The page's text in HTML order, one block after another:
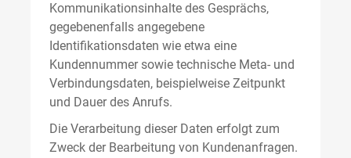
Kommunikationsinhalte des Gesprächs,
gegebenenfalls angegebene
Identifikationsdaten wie etwa eine
Kundennummer sowie technische Meta- und
Verbindungsdaten, beispielweise Zeitpunkt
und Dauer des Anrufs.
Die Verarbeitung dieser Daten erfolgt zum
Zweck der Bearbeitung von Kundenanfragen.